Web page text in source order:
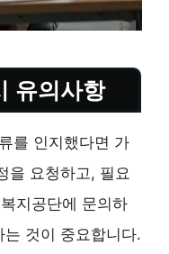
유의사항
를 인지했다면 가
을 요청하고, 필요
지공단에 문의하
것이 중요합니다.